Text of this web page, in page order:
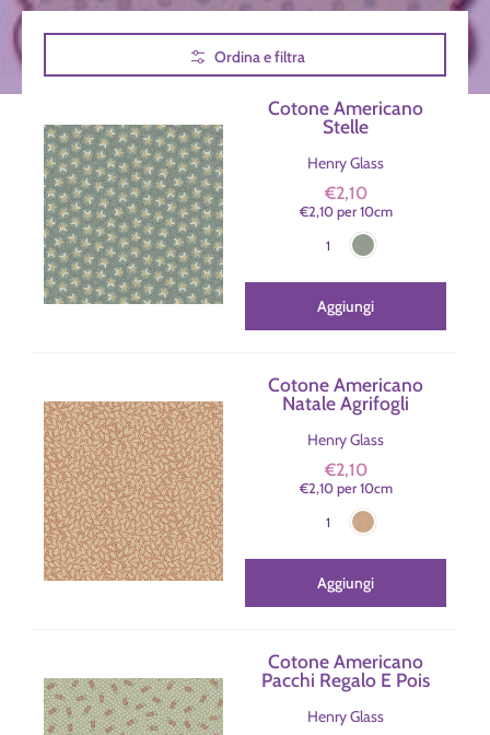
Passa al contenuto principaleOrdina e filtra
Cotone Americano
Stelle
Henry Glass
€2,10
€2,10per 10cm
Colore
1
Aggiungi
Cotone Americano
Natale Agrifogli
Henry Glass
€2,10
€2,10per 10cm
Colore
1
Aggiungi
Cotone Americano
Pacchi Regalo E Pois
Henry Glass